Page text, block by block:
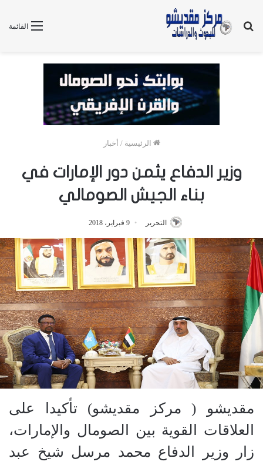
القائمة
بحث
الرئيسية / أخبار
وزير الدفاع يثمن دور الإمارات في
بناء الجيش الصومالي
التحرير 9 فبراير، 2018
مقديشو ( مركز مقديشو) تأكيدا على
العلاقات القوية بين الصومال والإمارات،
زار وزير الدفاع محمد مرسل شيخ عبد